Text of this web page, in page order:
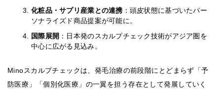
化粧品・サプリ産業との連携 ：頭皮状態に基づいたパー
ソナライズド商品提案が可能に。
国際展開 ：日本発のスカルプチェック技術がアジア圏を
中心に広がる見込み。
Minoスカルプチェックは、発毛治療の前段階にとどまらず「予
防医療」「個別化医療」の一翼を担う存在として発展していく